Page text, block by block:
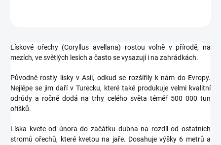
Lískové ořechy (Coryllus avellana) rostou volně v přírodě, na
mezích, ve světlých lesích a často se vysazují i na zahrádkách.
Původně rostly lísky v Asii, odkud se rozšířily k nám do Evropy.
Nejlépe se jim daří v Turecku, které také produkuje velmi kvalitní
odrůdy a ročně dodá na trhy celého světa téměř 500 000 tun
oříšků.
Líska kvete od února do začátku dubna na rozdíl od ostatních
stromů ořechů, které kvetou na jaře. Dosahuje výšky 6 metrů a